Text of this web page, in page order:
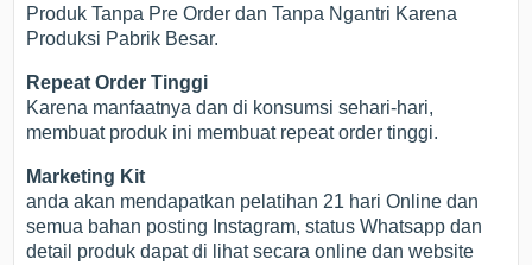
Produk Tanpa Pre Order dan Tanpa Ngantri Karena
Produksi Pabrik Besar.
Repeat Order Tinggi
Karena manfaatnya dan di konsumsi sehari-hari,
membuat produk ini membuat repeat order tinggi.
Marketing Kit
anda akan mendapatkan pelatihan 21 hari Online dan
semua bahan posting Instagram, status Whatsapp dan
detail produk dapat di lihat secara online dan website